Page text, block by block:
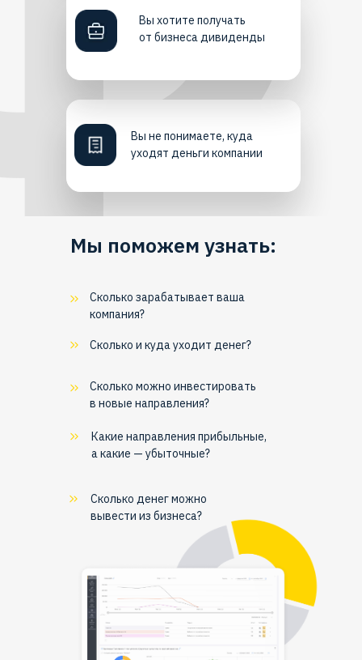
Вы не понимаете, куда
уходят деньги компании
Вы хотите получать
от бизнеса дивиденды
Сколько можно инвестировать
в новые направления?
Какие направления прибыльные,
а какие — убыточные?
Сколько денег можно
вывести из бизнеса?
Сколько зарабатывает ваша
компания?
Сколько и куда уходит денег?
Мы поможем узнать: